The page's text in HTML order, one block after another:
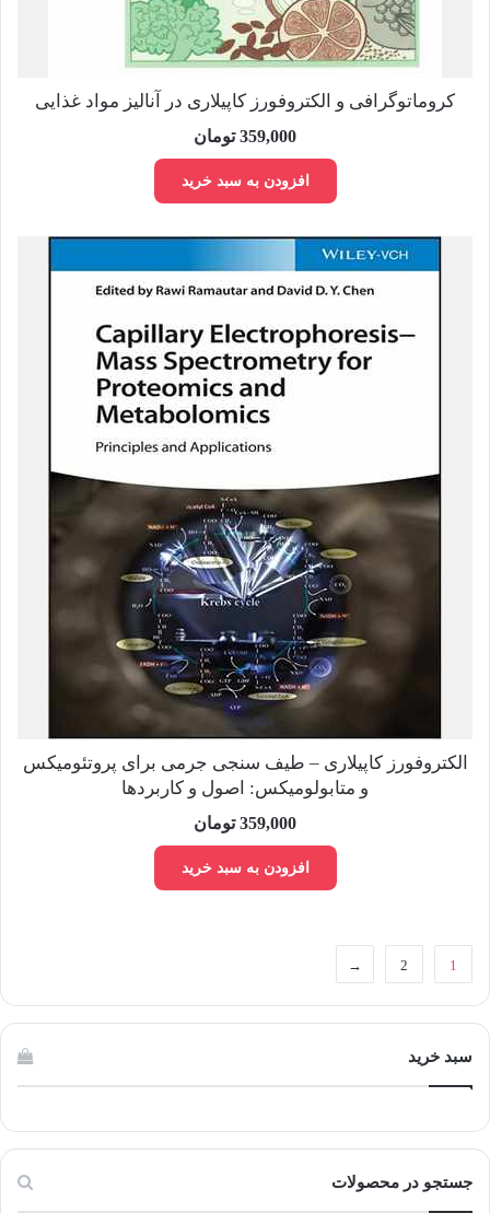
کروماتوگرافی و الکتروفورز کاپیلاری در آنالیز مواد غذایی
359,000 تومان
افزودن به سبد خرید
الکتروفورز کاپیلاری – طیف سنجی جرمی برای پروتئومیکس
و متابولومیکس: اصول و کاربردها
359,000 تومان
افزودن به سبد خرید
1
2
←
سبد خرید
جستجو در محصولات